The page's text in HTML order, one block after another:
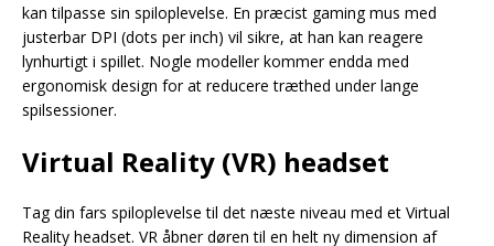
kan tilpasse sin spiloplevelse. En præcist gaming mus med
justerbar DPI (dots per inch) vil sikre, at han kan reagere
lynhurtigt i spillet. Nogle modeller kommer endda med
ergonomisk design for at reducere træthed under lange
spilsessioner.
Virtual Reality (VR) headset
Tag din fars spiloplevelse til det næste niveau med et Virtual
Reality headset. VR åbner døren til en helt ny dimension af